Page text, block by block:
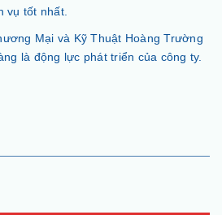
vụ tốt nhất.
Mại và Kỹ Thuật Hoàng Trường
là động lực phát triển của công ty.